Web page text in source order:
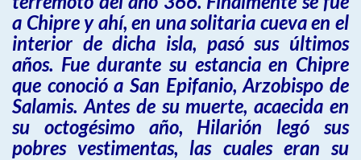
a Chipre y ahí, en una solitaria cueva en el
interior de dicha isla, pasó sus últimos
años. Fue durante su estancia en Chipre
que conoció a San Epifanio, Arzobispo de
Salamis. Antes de su muerte, acaecida en
su octogésimo año, Hilarión legó sus
pobres vestimentas, las cuales eran su